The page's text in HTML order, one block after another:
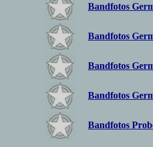
Bandfotos
Bandfotos
Bandfotos
Bandfotos
Bandfotos